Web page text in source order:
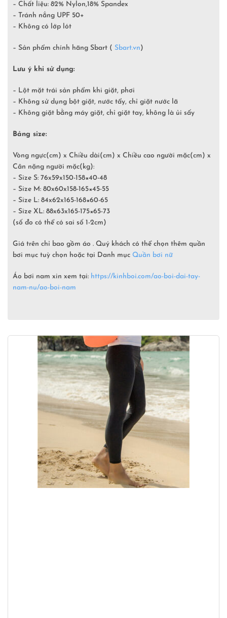
– Chất liệu: 82% Nylon,18% Spandex
– Tránh nắng UPF 50+
– Không có lớp lót
– Sản phẩm chính hãng Sbart ( Sbart.vn)
Lưu ý khi sử dụng:
– Lột mặt trái sản phẩm khi giặt, phơi
– Không sử dụng bột giặt, nước tẩy, chỉ giặt nước lã
– Không giặt bằng máy giặt, chỉ giặt tay, không là ủi sấy
Bảng size:
Vòng ngực(cm) x Chiều dài(cm) x Chiều cao người mặc(cm) x
Cân nặng người mặc(kg):
– Size S: 76x59x150-158×40-48
– Size M: 80x60x158-165×45-55
– Size L: 84x62x165-168×60-65
– Size XL: 88x63x165-175×65-73
(số đo có thể có sai số 1-2cm)
Giá trên chỉ bao gồm áo . Quý khách có thể chọn thêm quần
bơi mục tuỳ chọn hoặc tại Danh mục Quần bơi nữ
Áo bơi nam xin xem tại: https://kinhboi.com/ao-boi-dai-tay-
nam-nu/ao-boi-nam